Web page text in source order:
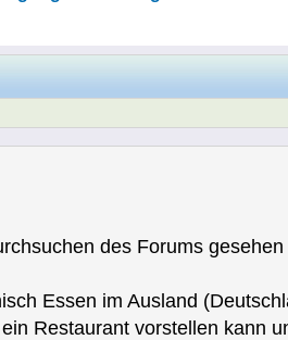
des Forums
Essen im Ausland
Restaurant vorstellen kann